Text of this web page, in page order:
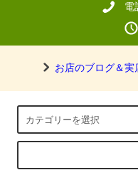
電
お店のブログ＆実